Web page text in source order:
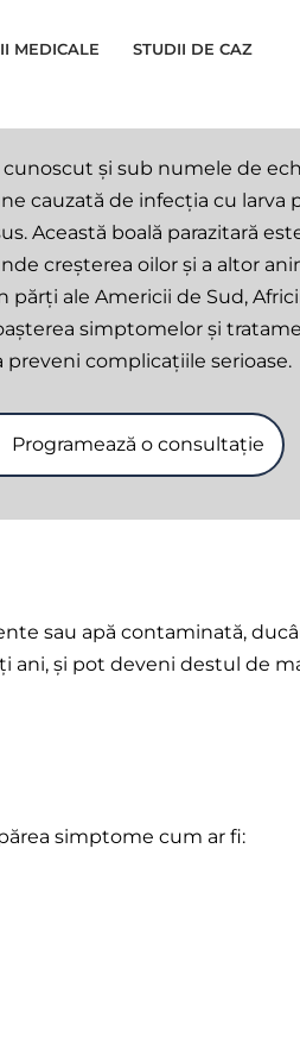
MEDICALE
STUDII DE CAZ
și sub numele de
cauzată de infecția cu larva
Această boală parazitară
creșterea oilor și a altor
ale Americii de Sud,
simptomelor și
complicațiile serioase.
Programează o consultație
sau apă contaminată,
și pot deveni destul de
simptome cum ar fi: